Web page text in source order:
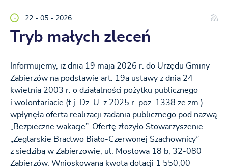
22 - 05 - 2026
Tryb małych zleceń
Informujemy, iż dnia 19 maja 2026 r. do Urzędu Gminy
Zabierzów na podstawie art. 19a ustawy z dnia 24
kwietnia 2003 r. o działalności pożytku publicznego
i wolontariacie (t.j. Dz. U. z 2025 r. poz. 1338 ze zm.)
wpłynęła oferta realizacji zadania publicznego pod nazwą
„Bezpieczne wakacje”. Ofertę złożyło Stowarzyszenie
„Żeglarskie Bractwo Biało-Czerwonej Szachownicy”
z siedzibą w Zabierzowie, ul. Mostowa 18 b, 32-080
Zabierzów. Wnioskowana kwota dotacji 1 550,00